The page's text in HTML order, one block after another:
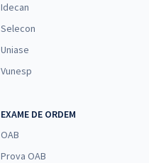
Idecan
Selecon
Uniase
Vunesp
EXAME DE ORDEM
OAB
Prova OAB